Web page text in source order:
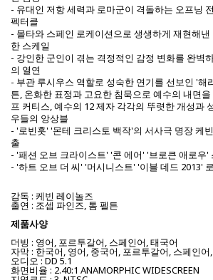
- 유대인 저항 세력과 로마군이 격돌하는 오프닝
펙터클
- 몰타와 스페인 로케이션으로 생생하게 재현해
한 스케일
- 강인한 군인이 겪는 격정적인 감정 변화를 완벽
의 열연
- 부관 루시우스 역할로 성숙한 연기를 선보인 '해
튼, 온화한 표정과 고요한 침묵으로 예수의 내면
프 커티스, 예수의 12 제자 각각의 뚜렷한 개성과
우들의 앙상블
- '로빈훗' '몬테 크리스토 백작'의 서사극 명장 케
출
- '패션 오브 크라이스트' '콘 에어' '브로큰 애로우'
- '하트 오브 더 씨' '머시니스트' '이블 데드 2013'
감독 : 케빈 레이놀즈
출연 : 조셉 파인즈, 톰 펠튼
제품사양
더빙 : 영어, 포르투갈어, 스페인어, 태국어
자막 : 한국어, 영어, 중국어, 포르투갈어, 스페인어
오디오 : DD 5.1
화면비율 : 2.40:1 ANAMORPHIC WIDESCREEN